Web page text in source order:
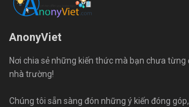
AnonyViet
Nơi chia sẻ những kiến thức mà bạn chưa từng
nhà trường!
Chúng tôi sẵn sàng đón những ý kiến đóng